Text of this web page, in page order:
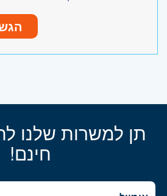
תן למשרות שלנו
חינם!